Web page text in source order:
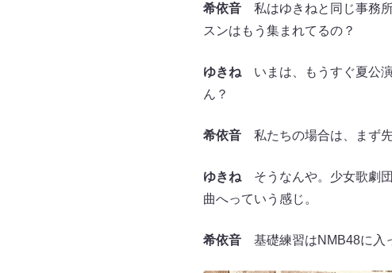
希依音私はゆきねと同じ事務所
スンはもう集まれてるの？
ゆきねいまは、もうすぐ夏公演
ん？
希依音私たちの場合は、まず先
ゆきねそうなんや。少女歌劇団
曲へっていう感じ。
希依音基礎練習はNMB48に入